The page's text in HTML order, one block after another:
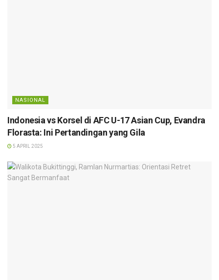
NASIONAL
Indonesia vs Korsel di AFC U-17 Asian Cup, Evandra
Florasta: Ini Pertandingan yang Gila
5 APRIL 2025